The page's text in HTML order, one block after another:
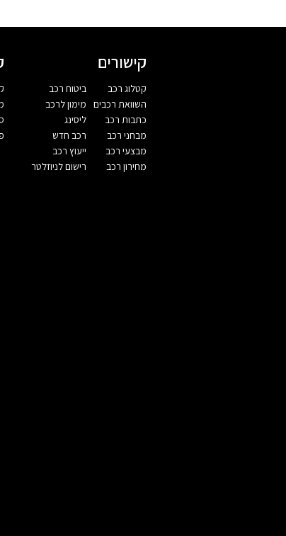
קישורים
קטלוג רכב
השוואת רכבים
כתבות רכב
מבחני רכב
מבצעי רכב
מחירון רכב
ביטוח רכב
מימון לרכב
ליסינג
רכב חדש
ייעוץ רכב
רישום לניוזלטר